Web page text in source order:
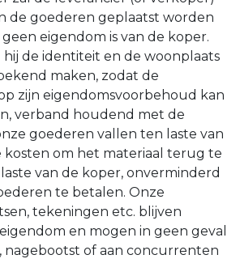
de goederen geplaatst worden
eigendom is van de koper.
hij de identiteit en de woonplaats
maken, zodat de
zijn eigendomsvoorbehoud kan
verband houdend met de
goederen vallen ten laste van
kosten om het materiaal terug te
van de koper, onverminderd
te betalen. Onze
tekeningen etc. blijven
en mogen in geen geval
of aan concurrenten